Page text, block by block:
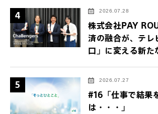
4 2026.07.28
株式会社PAY
済の融合が、テレ
口」に変える新
5 2026.07.27
#16「仕事で結果
は・・・」